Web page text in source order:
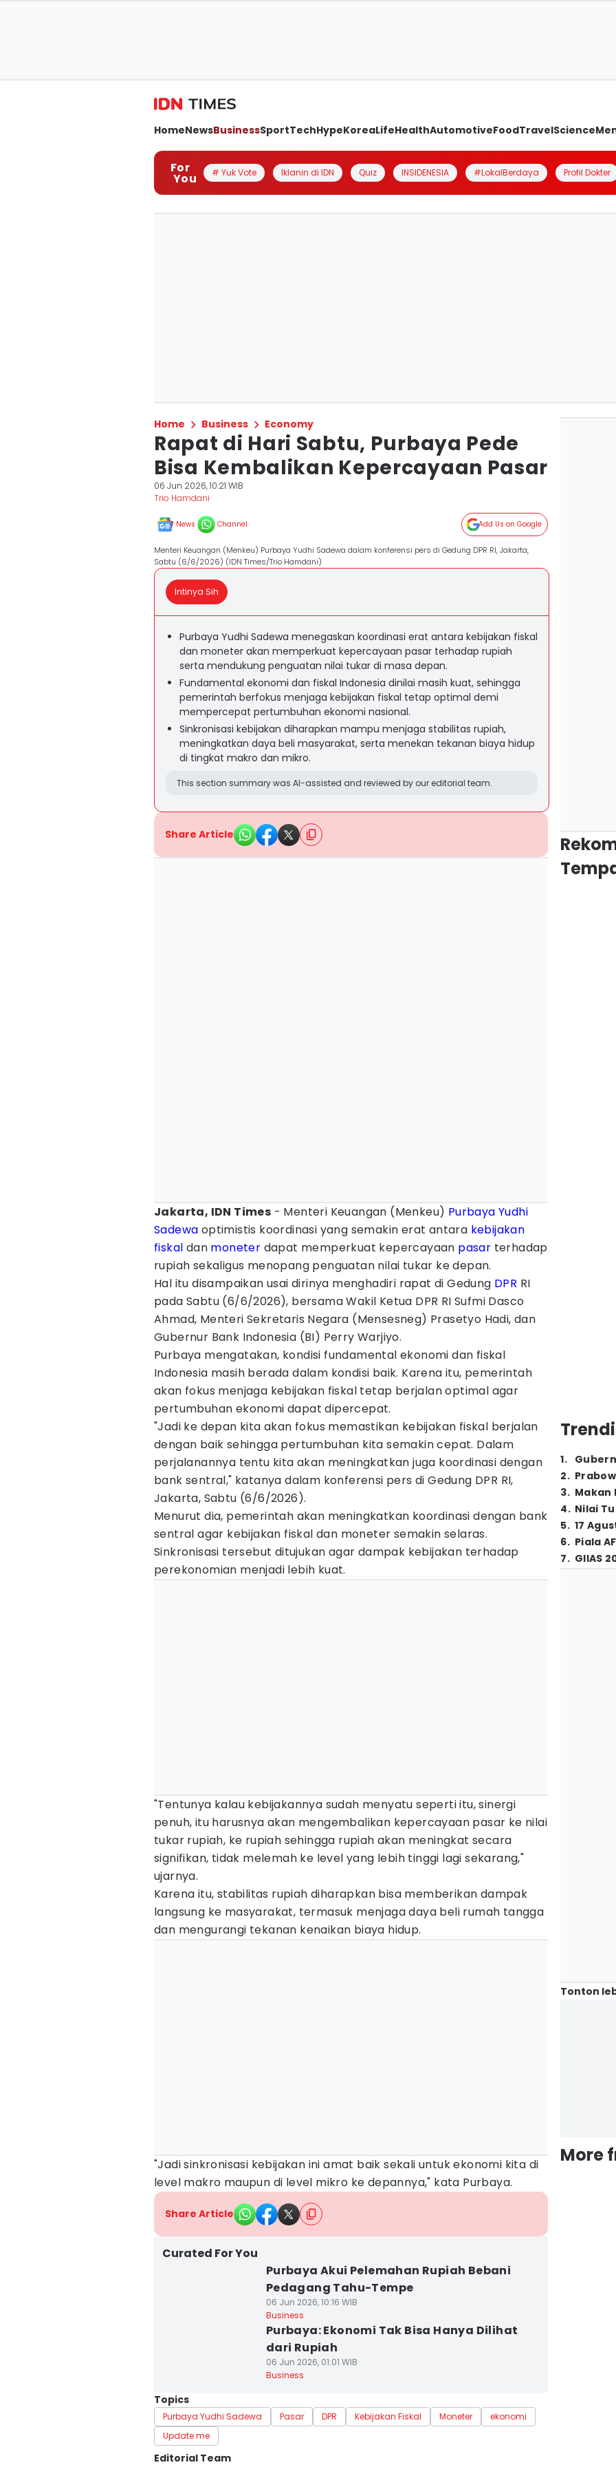
HomeNewsBusinessSportTechHypeKoreaLifeHealthAutomotiveFoodTravelScience
For
You # Yuk Vote Iklanin di IDN Quiz INSIDENESIA #LokalBerdaya Profil Dokter
Home Business Economy
Rapat di Hari Sabtu, Purbaya Pede
Bisa Kembalikan Kepercayaan Pasar
06 Jun 2026, 10:21 WIB
Trio Hamdani
News Channel Add Us on Google
Menteri Keuangan (Menkeu) Purbaya Yudhi Sadewa dalam konferensi pers di Gedung DPR RI, Jakarta,
Sabtu (6/6/2026) (IDN Times/Trio Hamdani)
Intinya Sih
Purbaya Yudhi Sadewa menegaskan koordinasi erat antara kebijakan fiskal
dan moneter akan memperkuat kepercayaan pasar terhadap rupiah
serta mendukung penguatan nilai tukar di masa depan.
Fundamental ekonomi dan fiskal Indonesia dinilai masih kuat, sehingga
pemerintah berfokus menjaga kebijakan fiskal tetap optimal demi
mempercepat pertumbuhan ekonomi nasional.
Sinkronisasi kebijakan diharapkan mampu menjaga stabilitas rupiah,
meningkatkan daya beli masyarakat, serta menekan tekanan biaya hidup
di tingkat makro dan mikro.
This section summary was AI-assisted and reviewed by our editorial team.
Share Article
Jakarta, IDN Times - Menteri Keuangan (Menkeu) Purbaya Yudhi
Sadewa optimistis koordinasi yang semakin erat antara kebijakan
fiskal dan moneter dapat memperkuat kepercayaan pasar terhadap
rupiah sekaligus menopang penguatan nilai tukar ke depan.
Hal itu disampaikan usai dirinya menghadiri rapat di Gedung DPR RI
pada Sabtu (6/6/2026), bersama Wakil Ketua DPR RI Sufmi Dasco
Ahmad, Menteri Sekretaris Negara (Mensesneg) Prasetyo Hadi, dan
Gubernur Bank Indonesia (BI) Perry Warjiyo.
Purbaya mengatakan, kondisi fundamental ekonomi dan fiskal
Indonesia masih berada dalam kondisi baik. Karena itu, pemerintah
akan fokus menjaga kebijakan fiskal tetap berjalan optimal agar
pertumbuhan ekonomi dapat dipercepat.
"Jadi ke depan kita akan fokus memastikan kebijakan fiskal berjalan
dengan baik sehingga pertumbuhan kita semakin cepat. Dalam
perjalanannya tentu kita akan meningkatkan juga koordinasi dengan
bank sentral," katanya dalam konferensi pers di Gedung DPR RI,
Jakarta, Sabtu (6/6/2026).
Menurut dia, pemerintah akan meningkatkan koordinasi dengan bank
sentral agar kebijakan fiskal dan moneter semakin selaras.
Sinkronisasi tersebut ditujukan agar dampak kebijakan terhadap
perekonomian menjadi lebih kuat.
"Tentunya kalau kebijakannya sudah menyatu seperti itu, sinergi
penuh, itu harusnya akan mengembalikan kepercayaan pasar ke nilai
tukar rupiah, ke rupiah sehingga rupiah akan meningkat secara
signifikan, tidak melemah ke level yang lebih tinggi lagi sekarang,"
ujarnya.
Karena itu, stabilitas rupiah diharapkan bisa memberikan dampak
langsung ke masyarakat, termasuk menjaga daya beli rumah tangga
dan mengurangi tekanan kenaikan biaya hidup.
"Jadi sinkronisasi kebijakan ini amat baik sekali untuk ekonomi kita di
level makro maupun di level mikro ke depannya," kata Purbaya.
Share Article
Curated For You
Purbaya Akui Pelemahan Rupiah Bebani
Pedagang Tahu-Tempe
06 Jun 2026, 10:16 WIB
Business
Purbaya: Ekonomi Tak Bisa Hanya Dilihat
dari Rupiah
06 Jun 2026, 01:01 WIB
Business
Topics
Purbaya Yudhi Sadewa Pasar DPR Kebijakan Fiskal Moneter
ekonomi
Update me
Editorial Team
1.
2.
3. Makan
4. Nilai
5. 17
6. Piala
7. GIIAS
Tonton
More